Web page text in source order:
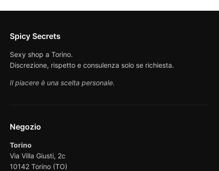
Spicy Secrets
Sexy shop a Torino.
Discrezione, rispetto e consulenza solo se richiesta.
Il piacere è una scelta personale.
Negozio
Torino
Via Villa Giusti, 2c
10142 Torino (TO)